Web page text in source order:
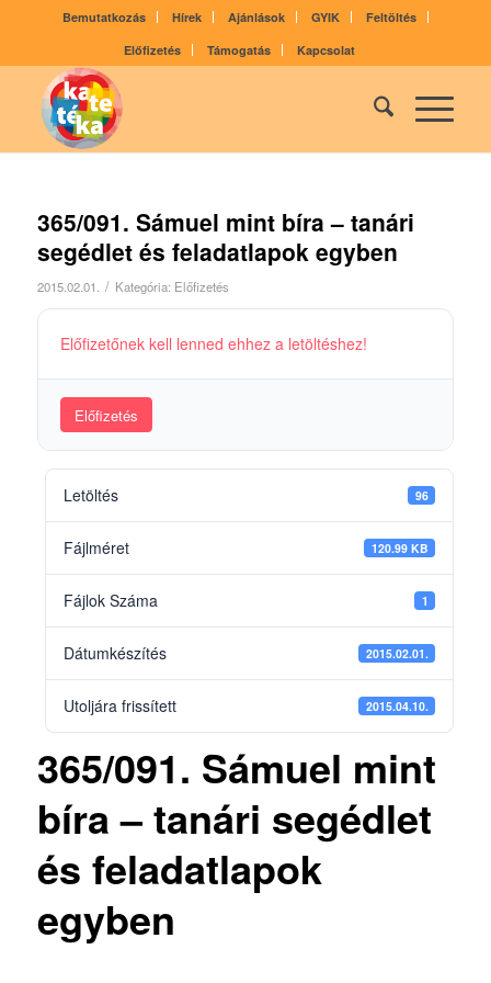
Bemutatkozás Hírek Ajánlások GYIK
Feltöltés
Előfizetés
Támogatás Kapcsolat
365/091. Sámuel mint bíra – tanári
segédlet és feladatlapok egyben
2015.02.01. / Kategória: Előfizetés
Előfizetőnek kell lenned ehhez a letöltéshez!
Előfizetés
Letöltés 96
Fájlméret 120.99 KB
Fájlok Száma 1
Dátumkészítés 2015.02.01.
Utoljára frissített 2015.04.10.
365/091. Sámuel mint
bíra – tanári segédlet
és feladatlapok
egyben